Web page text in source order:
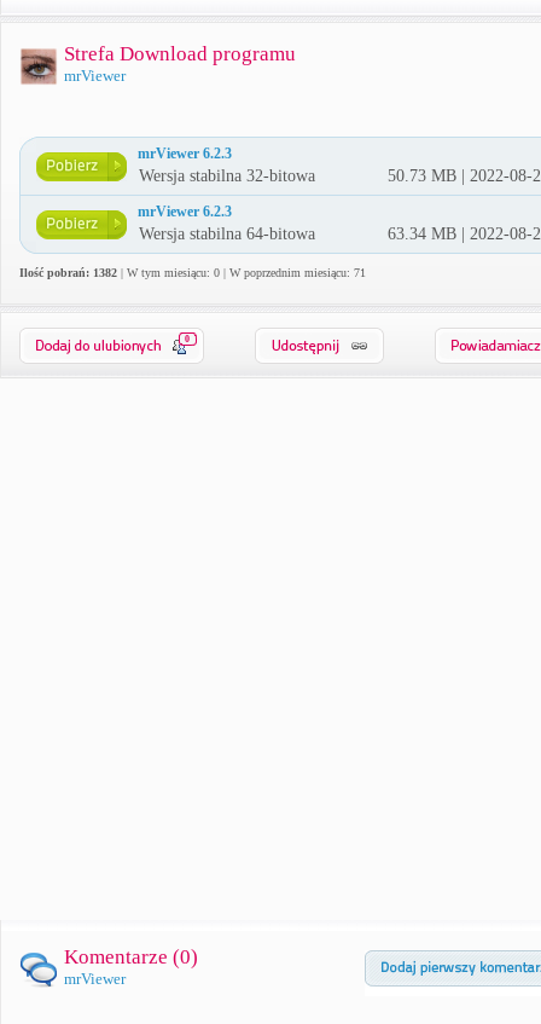
Strefa Download programu
mrViewer
mrViewer 6.2.3
Wersja stabilna 32-bitowa 50.73 MB | 2022-08-
mrViewer 6.2.3
Wersja stabilna 64-bitowa 63.34 MB | 2022-08-
Ilość pobrań: 1382 | W tym miesiącu: 0 | W poprzednim miesiącu: 71
0
Komentarze (0)
mrViewer